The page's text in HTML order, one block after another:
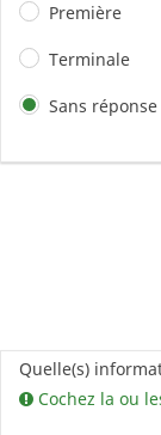
Première
Terminale
Sans réponse
Quelle(s)
Cochez la ou